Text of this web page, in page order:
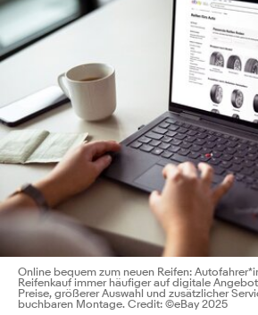
Online bequem zum neuen Reifen:
Reifenkauf immer häufiger auf digitale
Preise, größerer Auswahl und zusätzlicher
buchbaren Montage. Credit: ©eBay 2025